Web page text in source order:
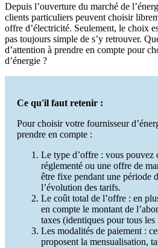
Depuis l’ouverture du marché de
clients particuliers peuvent choisir
offre d’électricité. Seulement, le choix
pas toujours simple de s’y retrouver.
d’attention à prendre en compte pour
d’énergie ?
Ce qu'il faut retenir :
Pour choisir votre fournisseur
prendre en compte :
Le type d’offre : vous pouvez
réglementé ou une offre de
être fixe pendant une période
l’évolution des tarifs.
Le coût total de l’offre : en
en compte le montant de
taxes (identiques pour tous les
Les modalités de paiement :
proposent la mensualisation,